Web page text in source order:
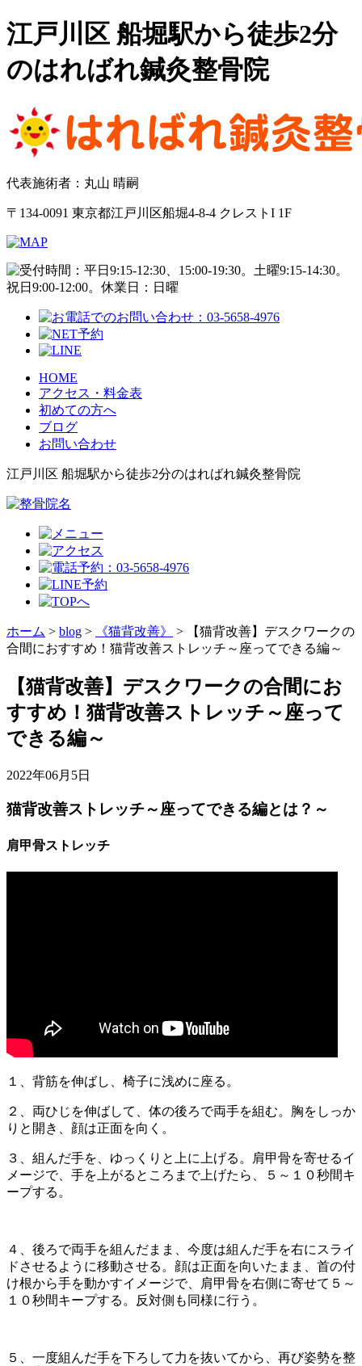
江戸川区 船堀駅から徒歩2分
のはればれ鍼灸整骨院
代表施術者：丸山 晴嗣
〒134-0091 東京都江戸川区船堀4-8-4 クレストI 1F
HOME
アクセス・料金表
初めての方へ
ブログ
お問い合わせ
江戸川区 船堀駅から徒歩2分のはればれ鍼灸整骨院
ホーム > blog > 《猫背改善》 >
【猫背改善】デスクワークの
合間におすすめ！猫背改善ストレッチ～座ってできる編～
【猫背改善】デスクワークの合間にお
すすめ！猫背改善ストレッチ～座って
できる編～
2022年06月5日
猫背改善ストレッチ～座ってできる編とは？～
肩甲骨ストレッチ
１、背筋を伸ばし、椅子に浅めに座る。
２、両ひじを伸ばして、体の後ろで両手を組む。胸をしっか
りと開き、顔は正面を向く。
３、組んだ手を、ゆっくりと上に上げる。肩甲骨を寄せるイ
メージで、手を上がるところまで上げたら、５～１０秒間キ
ープする。
４、後ろで両手を組んだまま、今度は組んだ手を右にスライ
ドさせるように移動させる。顔は正面を向いたまま、首の付
け根から手を動かすイメージで、肩甲骨を右側に寄せて５～
１０秒間キープする。反対側も同様に行う。
５、一度組んだ手を下ろして力を抜いてから、再び姿勢を整